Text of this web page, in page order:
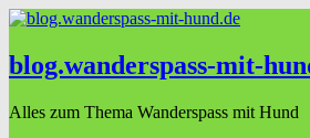
blog.wanderspass-mit-
Alles zum Thema Wanderspass mit Hund